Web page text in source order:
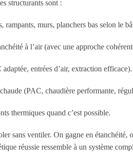
structurants sont :
rampants, murs, planchers bas selon le
à l’air (avec une approche
entrées d’air, extraction efficace).
(PAC, chaudière performante,
thermiques quand c’est possible.
sans ventiler. On gagne en
réussie ressemble à un système